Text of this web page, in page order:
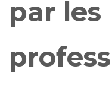
par les